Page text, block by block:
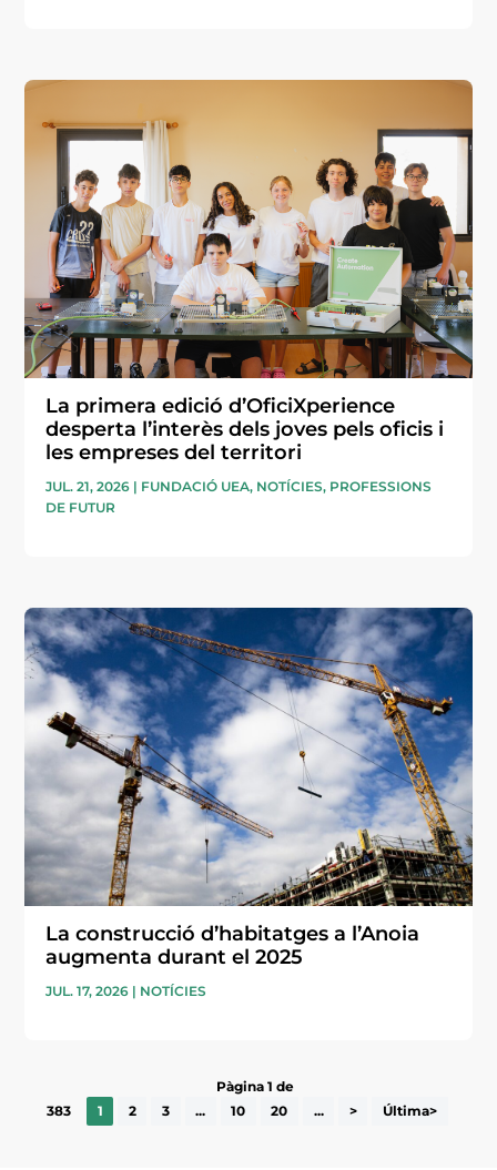
La primera edició d’OficiXperience
desperta l’interès dels joves pels oficis i
les empreses del territori
JUL. 21, 2026 | FUNDACIÓ UEA, NOTÍCIES, PROFESSIONS
DE FUTUR
La construcció d’habitatges a l’Anoia
augmenta durant el 2025
JUL. 17, 2026 | NOTÍCIES
Pàgina 1 de
383
1 2 3 ... 10 20 ... > Última>